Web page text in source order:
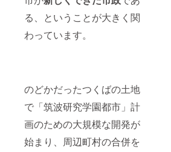
る、ということが大きく関
わっています。
のどかだったつくばの土地
で「筑波研究学園都市」計
画のための大規模な開発が
始まり、周辺町村の合併を